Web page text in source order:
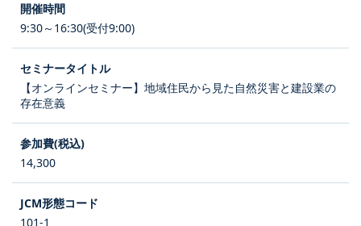
9:30～16:30(受付9:00)
【オンラインセミナー】地域住民から見た自然災害と建設業の
存在意義
14,300
101-1